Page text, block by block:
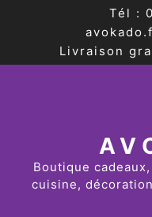
Tél :
Livraison
Boutique
cuisine,